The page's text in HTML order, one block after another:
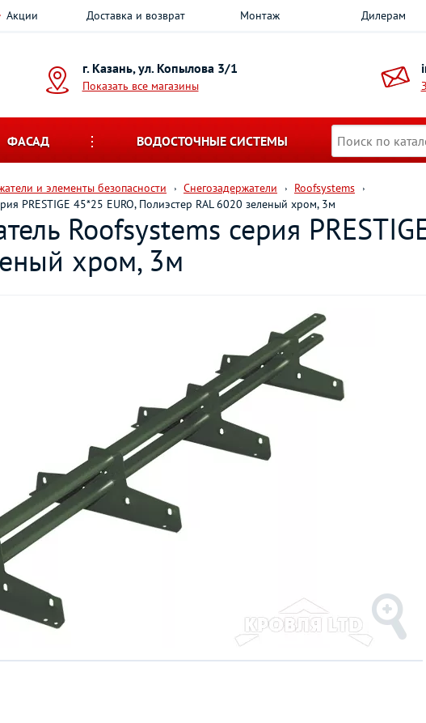
Акции Доставка и возврат Монтаж Дилерам
г. Казань, ул. Копылова 3/1
Показать все магазины
ФАСАД ВОДОСТОЧНЫЕ СИСТЕМЫ
и элементы безопасности Снегозадержатели
Roofsystems
PRESTIGE 45*25 EURO, Полиэстер RAL 6020 зеленый хром, 3м
Roofsystems серия
хром, 3м